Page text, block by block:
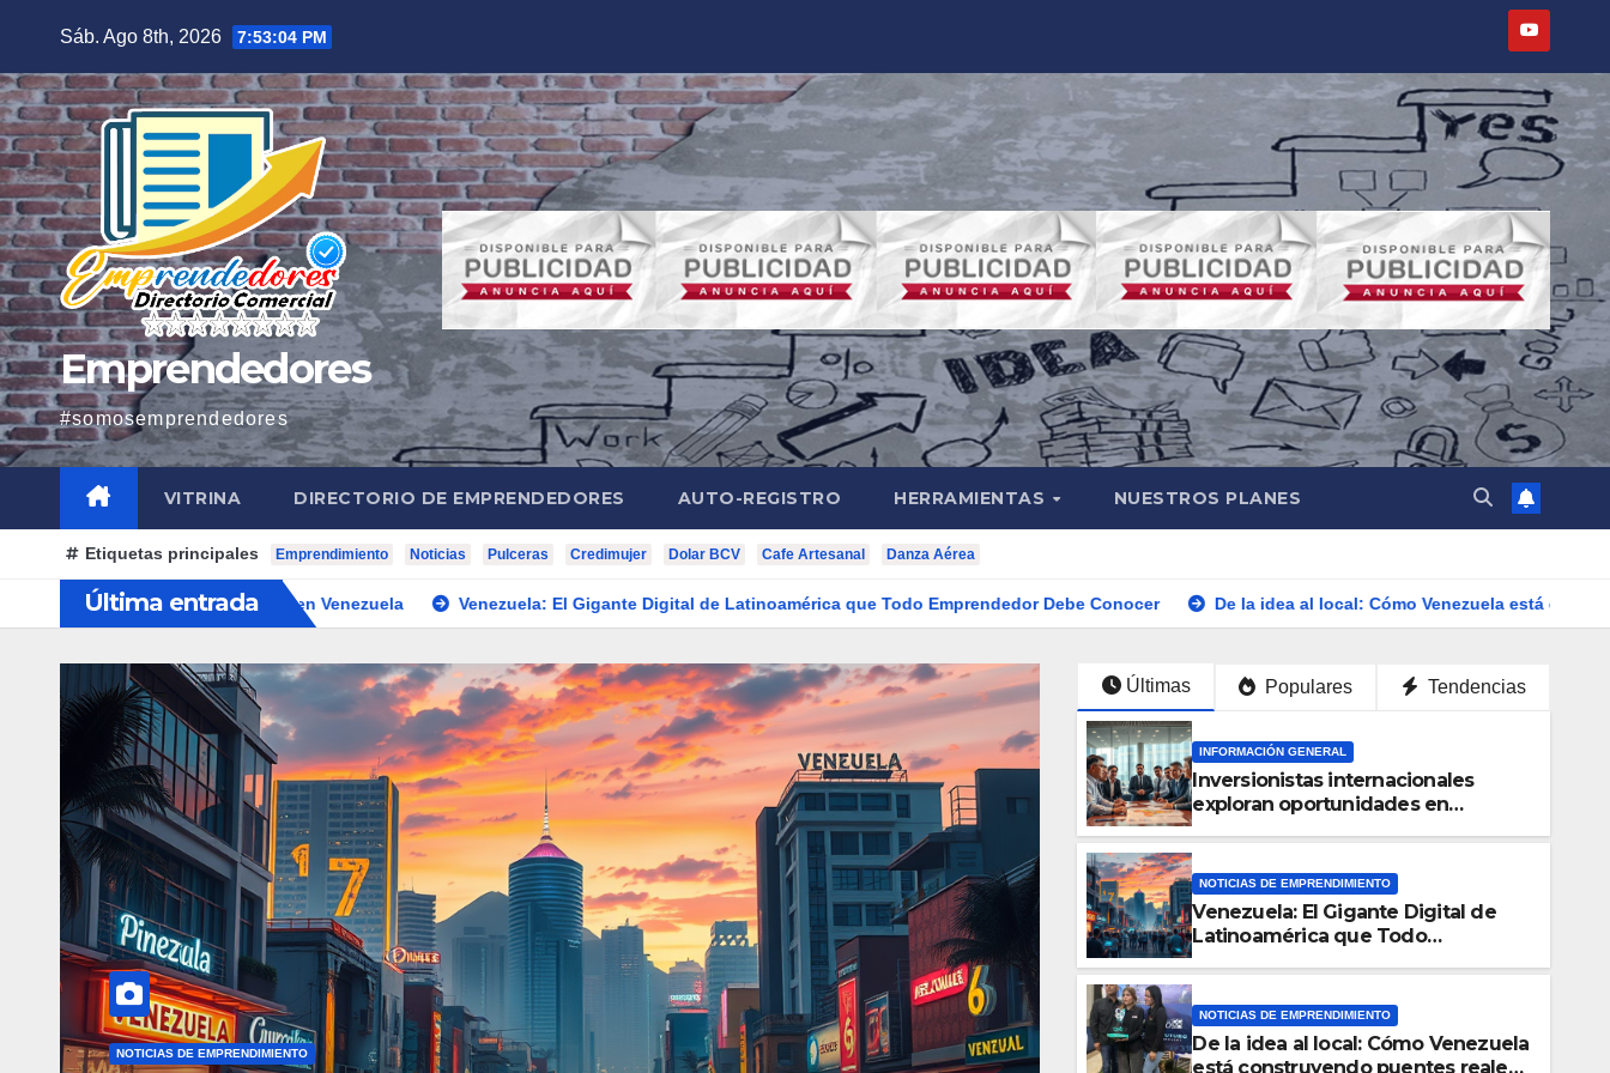
contenido
Sáb. Ago 8th, 2026 7:53:06 PM
Emprendedores
#somosemprendedores
VITRINA DIRECTORIO DE EMPRENDEDORES AUTO-REGISTRO HERRAMIENTAS NUESTROS PLANES
Etiquetas principales Emprendimiento Noticias Pulceras Credimujer Dolar BCV Cafe Artesanal Danza Aérea
Última entrada
oportunidades en Venezuela Venezuela: El Gigante Digital de Latinoamérica que Todo Emprendedor Debe Conocer De la idea al local: Cómo Venezuela está construyendo puentes
NOTICIAS DE EMPRENDIMIENTO NOTICIAS DE EMPRENDIMIENTO
Últimas Populares Tendencias
INFORMACIÓN GENERAL
Inversionistas internacionales
exploran oportunidades en
NOTICIAS DE EMPRENDIMIENTO
Venezuela: El Gigante Digital de
Latinoamérica que Todo
NOTICIAS DE EMPRENDIMIENTO
De la idea al local: Cómo Venezuela
está construyendo puentes reales